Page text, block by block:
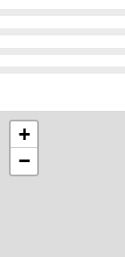
+
−